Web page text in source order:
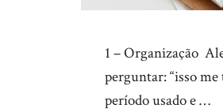
1 – Organização
perguntar: “isso
período usado e …